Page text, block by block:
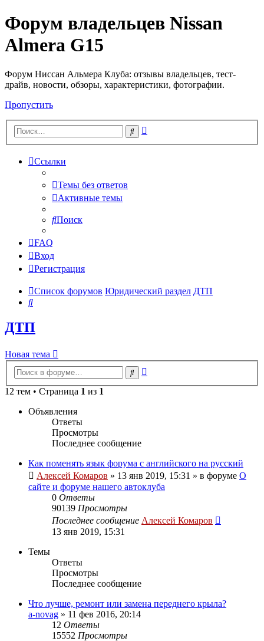
Форум владельцев Nissan
Almera G15
Форум Ниссан Альмера Клуба: отзывы владельцев, тест-
драйв, новости, обзоры, характеристики, фотографии.
Пропустить
Поиск
Ссылки
Темы без ответов
Активные темы
Поиск
FAQ
Вход
Регистрация
Список форумов Юридический раздел ДТП
Поиск
ДТП
Новая тема
Поиск
12 тем • Страница 1 из 1
Объявления
Ответы
Просмотры
Последнее сообщение
Как поменять язык форума с английского на русский
Алексей Комаров » 13 янв 2019, 15:31 » в форуме О
сайте и форуме нашего автоклуба
0 Ответы
90139 Просмотры
Последнее сообщение Алексей Комаров
13 янв 2019, 15:31
Темы
Ответы
Просмотры
Последнее сообщение
Что лучше, ремонт или замена переднего крыла?
a-novag » 11 фев 2016, 20:14
12 Ответы
15552 Просмотры